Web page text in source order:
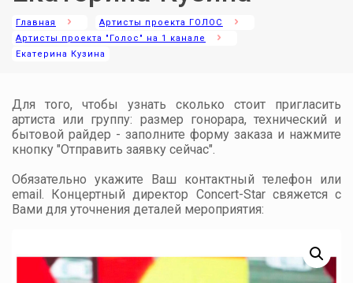
Главная
Артисты проекта ГОЛОС
Артисты проекта "Голос" на 1 канале
Екатерина Кузина
Для того, чтобы узнать сколько стоит пригласить
артиста или группу: размер гонорара, технический и
бытовой райдер - заполните форму заказа и нажмите
кнопку "Отправить заявку сейчас".
Обязательно укажите Ваш контактный телефон или
email. Концертный директор Concert-Star свяжется с
Вами для уточнения деталей мероприятия: